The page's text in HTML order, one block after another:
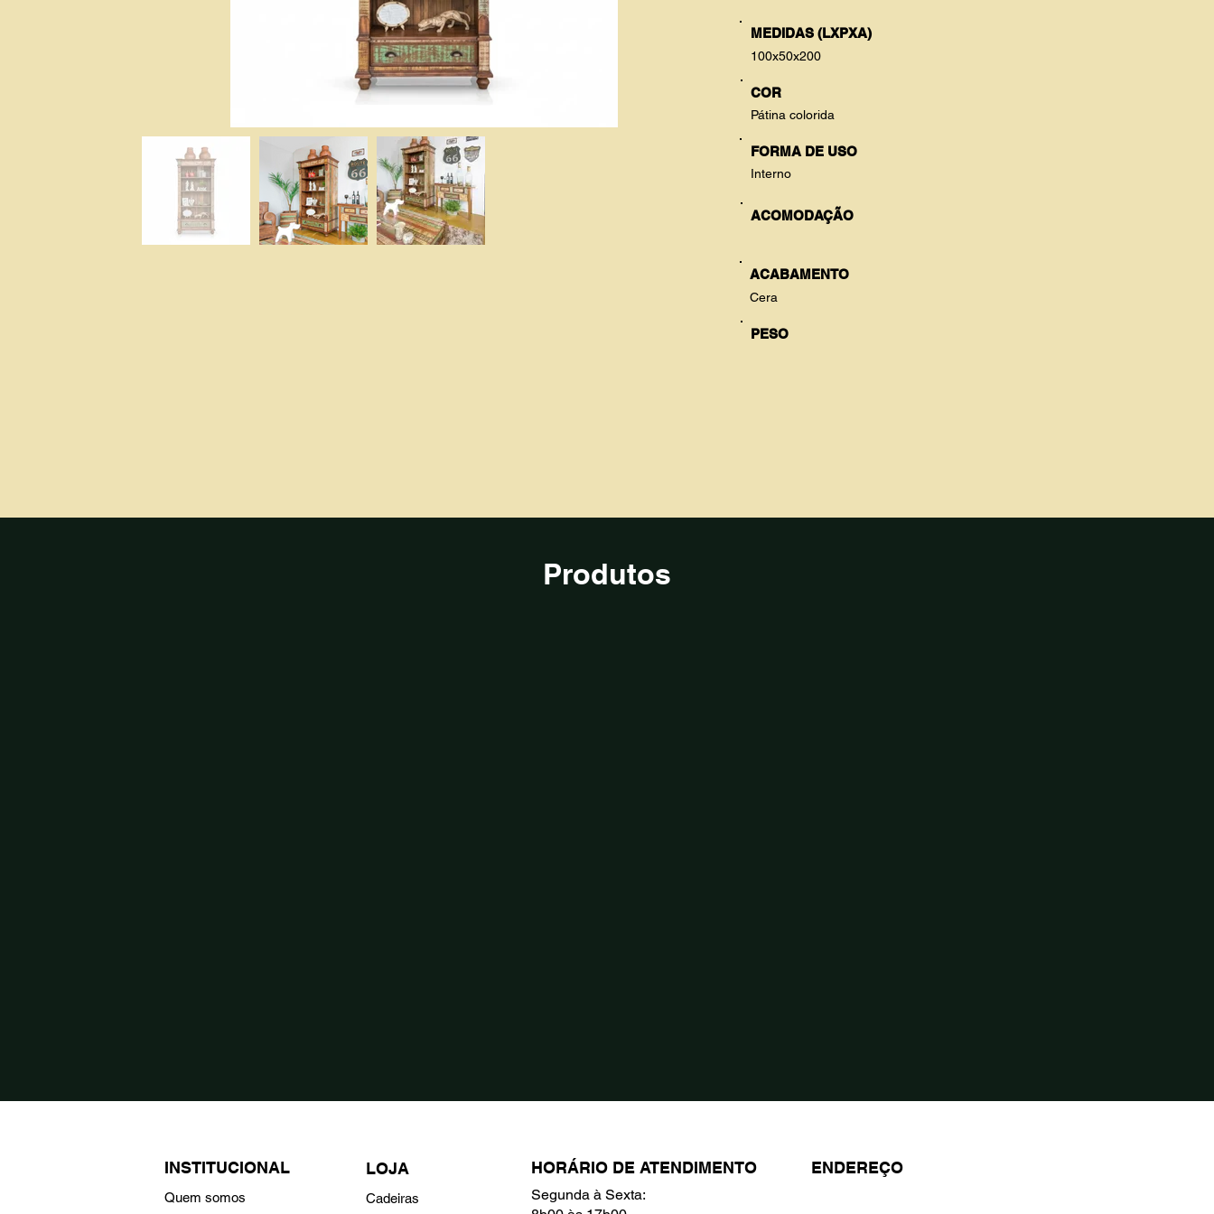
MEDIDAS (LXPXA)
100x50x200
COR
Pátina colorida
FORMA DE USO
Interno
ACOMODAÇÃO
ACABAMENTO
Cera
PESO
Produtos
INSTITUCIONAL
Quem somos
LOJA
Cadeiras
HORÁRIO DE ATENDIMENTO
Segunda à Sexta:
ENDEREÇO